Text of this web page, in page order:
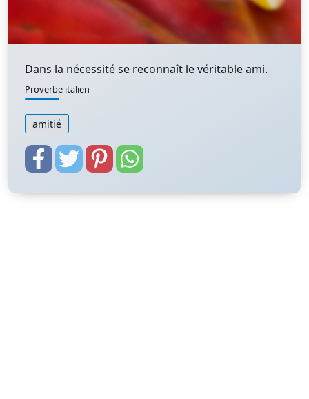
Dans la nécessité se reconnaît le véritable ami.
Proverbe italien
amitié